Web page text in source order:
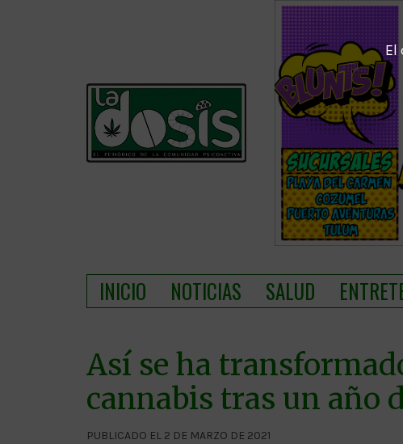
El
INICIO NOTICIAS SALUD
Así se ha
cannabis tras un año
PUBLICADO EL 2 DE MARZO DE 2021